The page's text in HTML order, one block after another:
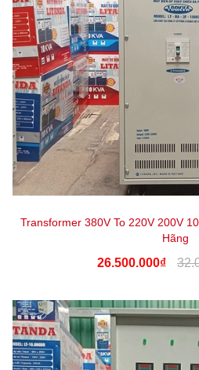
Transformer 380V To 220V 200V
Hãng
26.500.000₫